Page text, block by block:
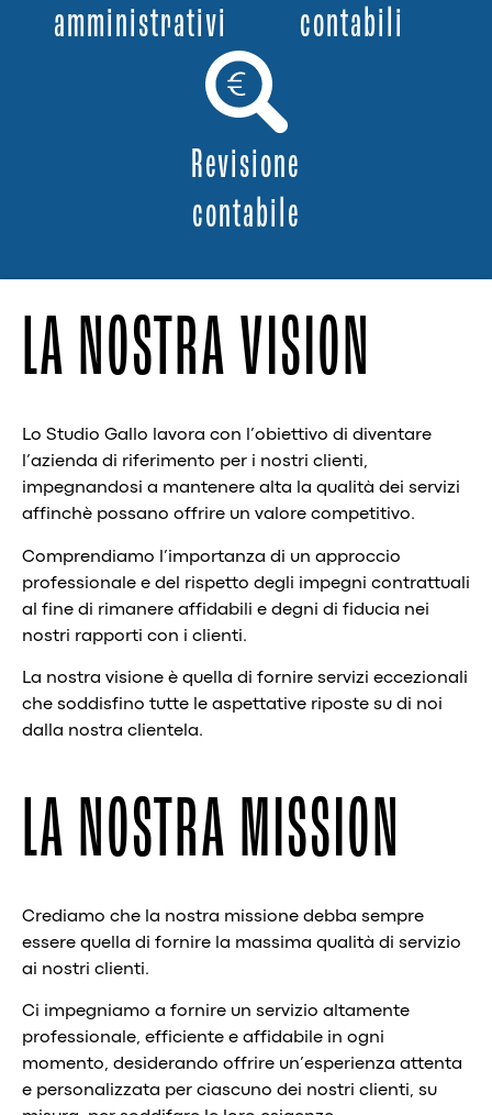
amministrativi
contabili
Revisione
contabile
LA NOSTRA VISION
Lo Studio Gallo lavora con l’obiettivo di diventare
l’azienda di riferimento per i nostri clienti,
impegnandosi a mantenere alta la qualità dei servizi
affinchè possano offrire un valore competitivo.
Comprendiamo l’importanza di un approccio
professionale e del rispetto degli impegni contrattuali
al fine di rimanere affidabili e degni di fiducia nei
nostri rapporti con i clienti.
La nostra visione è quella di fornire servizi eccezionali
che soddisfino tutte le aspettative riposte su di noi
dalla nostra clientela.
LA NOSTRA MISSION
Crediamo che la nostra missione debba sempre
essere quella di fornire la massima qualità di servizio
ai nostri clienti.
Ci impegniamo a fornire un servizio altamente
professionale, efficiente e affidabile in ogni
momento, desiderando offrire un’esperienza attenta
e personalizzata per ciascuno dei nostri clienti, su